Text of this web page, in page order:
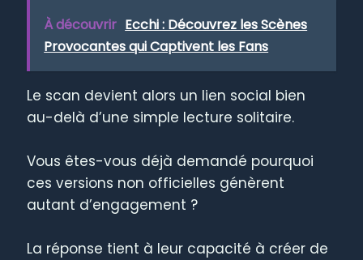
À découvrir Ecchi : Découvrez les Scènes
Provocantes qui Captivent les Fans
Le scan devient alors un lien social bien
au-delà d’une simple lecture solitaire.
Vous êtes-vous déjà demandé pourquoi
ces versions non officielles génèrent
autant d’engagement ?
La réponse tient à leur capacité à créer de